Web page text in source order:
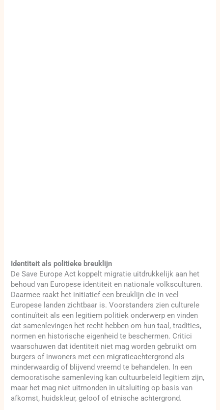
Identiteit als politieke breuklijn
De Save Europe Act koppelt migratie uitdrukkelijk aan het
behoud van Europese identiteit en nationale volksculturen.
Daarmee raakt het initiatief een breuklijn die in veel
Europese landen zichtbaar is. Voorstanders zien culturele
continuïteit als een legitiem politiek onderwerp en vinden
dat samenlevingen het recht hebben om hun taal, tradities,
normen en historische eigenheid te beschermen. Critici
waarschuwen dat identiteit niet mag worden gebruikt om
burgers of inwoners met een migratieachtergrond als
minderwaardig of blijvend vreemd te behandelen. In een
democratische samenleving kan cultuurbeleid legitiem zijn,
maar het mag niet uitmonden in uitsluiting op basis van
afkomst, huidskleur, geloof of etnische achtergrond.